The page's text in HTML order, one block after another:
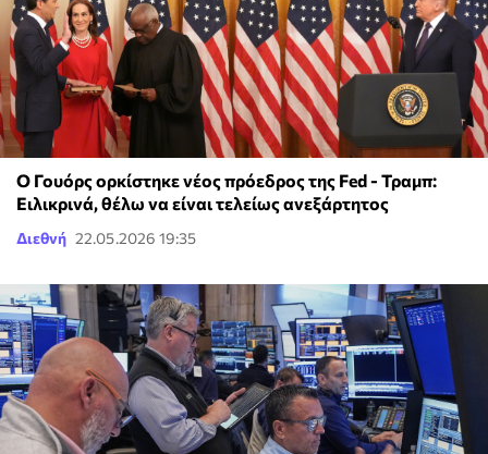
Ο Γουόρς ορκίστηκε νέος πρόεδρος της Fed - Τραμπ:
Ειλικρινά, θέλω να είναι τελείως ανεξάρτητος
Διεθνή 22.05.2026 19:35